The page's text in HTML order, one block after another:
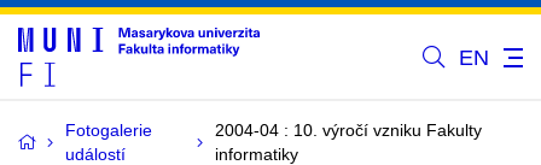
EN
Fotogalerie
událostí
2004-04 : 10. výročí vzniku Fakulty
informatiky